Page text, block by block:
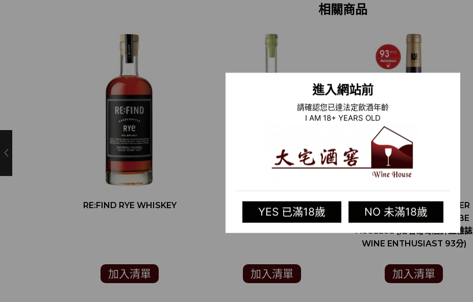
進入網站前
請確認您已達法定飲酒年齡
I AM 18+ YEARS OLD
YES 已滿18歲 NO 未滿18歲
相關商品
RE:FIND RYE WHISKEY
加入清單
RE:FIND CUCUMBER
FLAVORED VODKA
加入清單
2016 德國白酒 UNGSTEINER
HERRENBERG SCHEUREBE
AUSLESE (知名葡萄酒評鑑雜誌
WINE ENTHUSIAST 93分)
加入清單